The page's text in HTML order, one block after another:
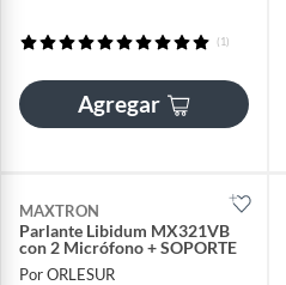
(1)
Agregar
MAXTRON
Parlante Libidum MX321VB
con 2 Micrófono + SOPORTE
Por ORLESUR